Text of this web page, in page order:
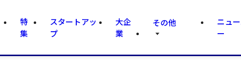
特
集
スタートアッ
プ
大企
業
その他
ニュ
ー